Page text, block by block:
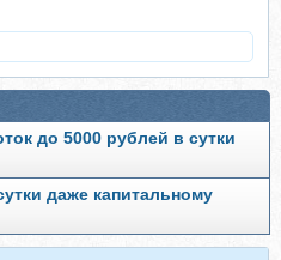
до 5000 рублей в сутки
даже капитальному